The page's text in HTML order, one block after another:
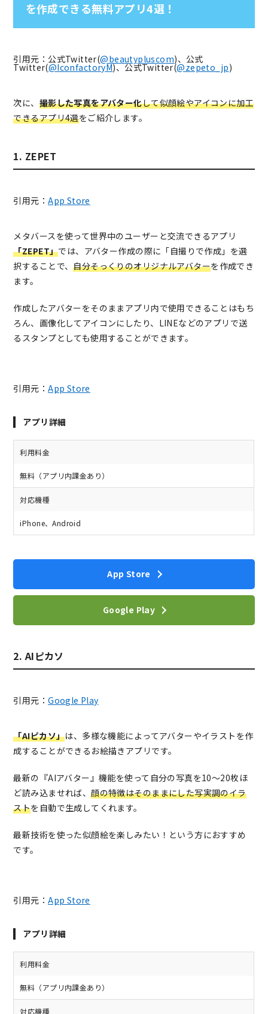
を作成できる無料アプリ4選！
引用元：公式Twitter(@beautypluscom)、公式
Twitter(@IconfactoryM)、公式Twitter(@zepeto_jp)
次に、 撮影した写真をアバター化して似顔絵やアイコンに加工
できるアプリ4選をご紹介します。
1. ZEPET
引用元：App Store
メタバースを使って世界中のユーザーと交流できるアプリ
「ZEPET」では、アバター作成の際に「自撮りで作成」を選
択することで、自分そっくりのオリジナルアバターを作成でき
ます。
作成したアバターをそのままアプリ内で使用できることはもち
ろん、画像化してアイコンにしたり、LINEなどのアプリで送
るスタンプとしても使用することができます。
引用元：App Store
アプリ詳細
利用料金
無料（アプリ内課金あり）
対応機種
iPhone、Android
App Store
Google Play
2. AIピカソ
引用元：Google Play
「AIピカソ」は、多様な機能によってアバターやイラストを作
成することができるお絵描きアプリです。
最新の『AIアバター』機能を使って自分の写真を10〜20枚ほ
ど読み込ませれば、顔の特徴はそのままにした写実調のイラ
ストを自動で生成してくれます。
最新技術を使った似顔絵を楽しみたい！という方におすすめ
です。
引用元：App Store
アプリ詳細
利用料金
無料（アプリ内課金あり）
対応機種